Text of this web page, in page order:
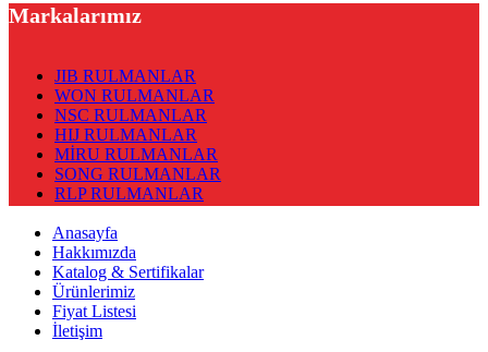
Markalarımız
JIB RULMANLAR
WON RULMANLAR
NSC RULMANLAR
HIJ RULMANLAR
MİRU RULMANLAR
SONG RULMANLAR
RLP RULMANLAR
Anasayfa
Hakkımızda
Katalog & Sertifikalar
Ürünlerimiz
Fiyat Listesi
İletişim